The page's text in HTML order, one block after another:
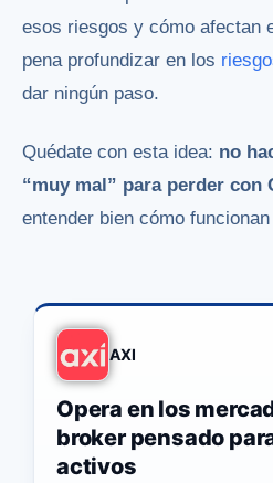
esos riesgos y cómo afectan
pena profundizar en los
dar ningún paso.
Quédate con esta idea: no
“muy mal” para perder con
entender bien cómo
AXI
Opera en los
broker pensado
activos